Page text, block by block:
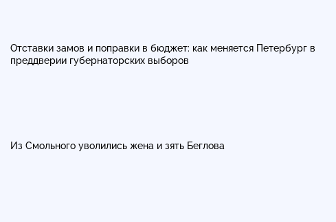
Отставки замов и поправки в бюджет: как меняется Петербург в
преддверии губернаторских выборов
Из Смольного уволились жена и зять Беглова